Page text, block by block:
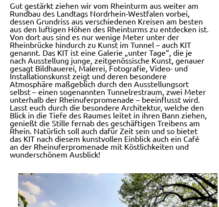
Gut gestärkt ziehen wir vom Rheinturm aus weiter am
Rundbau des Landtags Nordrhein-Westfalen vorbei,
dessen Grundriss aus verschiedenen Kreisen am besten
aus den luftigen Höhen des Rheinturms zu entdecken ist.
Von dort aus sind es nur wenige Meter unter der
Rheinbrücke hindurch zu Kunst im Tunnel – auch KIT
genannt. Das KIT ist eine Galerie „unter Tage“, die je
nach Ausstellung junge, zeitgenössische Kunst, genauer
gesagt Bildhauerei, Malerei, Fotografie, Video- und
Installationskunst zeigt und deren besondere
Atmosphäre maßgeblich durch den Ausstellungsort
selbst – einen sogenannten Tunnelrestraum, zwei Meter
unterhalb der Rheinuferpromenade – beeinflusst wird.
Lasst euch durch die besondere Architektur, welche den
Blick in die Tiefe des Raumes leitet in ihren Bann ziehen,
genießt die Stille fernab des geschäftigen Treibens am
Rhein. Natürlich soll auch dafür Zeit sein und so bietet
das KIT nach diesem kunstvollen Einblick auch ein Café
an der Rheinuferpromenade mit Köstlichkeiten und
wunderschönem Ausblick!